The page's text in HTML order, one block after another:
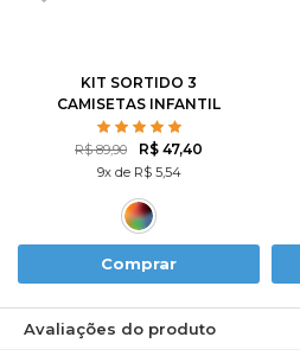
KIT SORTIDO 3
CAMISETAS INFANTIL
MASCULINO AVULSO
R$ 89,90 R$ 47,40
9x de R$ 5,54
Comprar
Avaliações do produto